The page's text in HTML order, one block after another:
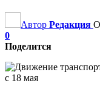
Автор Редакция
0
Поделится